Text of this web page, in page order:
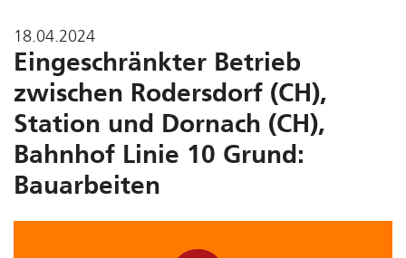
18.04.2024
Eingeschränkter Betrieb
zwischen Rodersdorf (CH),
Station und Dornach (CH),
Bahnhof Linie 10 Grund:
Bauarbeiten